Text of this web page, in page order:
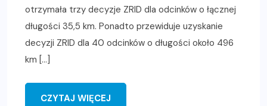
otrzymała trzy decyzje ZRID dla odcinków o łącznej
długości 35,5 km. Ponadto przewiduje uzyskanie
decyzji ZRID dla 40 odcinków o długości około 496
km […]
CZYTAJ WIĘCEJ